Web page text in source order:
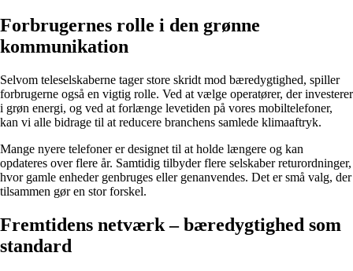
Forbrugernes rolle i den grønne
kommunikation
Selvom teleselskaberne tager store skridt mod bæredygtighed, spiller
forbrugerne også en vigtig rolle. Ved at vælge operatører, der investerer
i grøn energi, og ved at forlænge levetiden på vores mobiltelefoner,
kan vi alle bidrage til at reducere branchens samlede klimaaftryk.
Mange nyere telefoner er designet til at holde længere og kan
opdateres over flere år. Samtidig tilbyder flere selskaber returordninger,
hvor gamle enheder genbruges eller genanvendes. Det er små valg, der
tilsammen gør en stor forskel.
Fremtidens netværk – bæredygtighed som
standard